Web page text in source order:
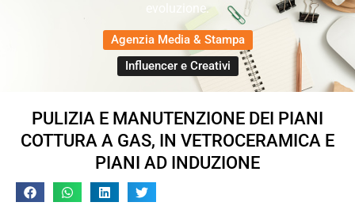
evoluzione.​
Agenzia Media & Stampa​
Influencer e Creativi​
PULIZIA E MANUTENZIONE DEI PIANI
COTTURA A GAS, IN VETROCERAMICA E
PIANI AD INDUZIONE